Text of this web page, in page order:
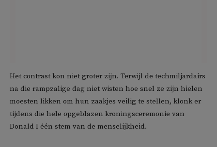
Het contrast kon niet groter zijn. Terwijl de techmiljardairs
na die rampzalige dag niet wisten hoe snel ze zijn hielen
moesten likken om hun zaakjes veilig te stellen, klonk er
tijdens die hele opgeblazen kroningsceremonie van
Donald I één stem van de menselijkheid.